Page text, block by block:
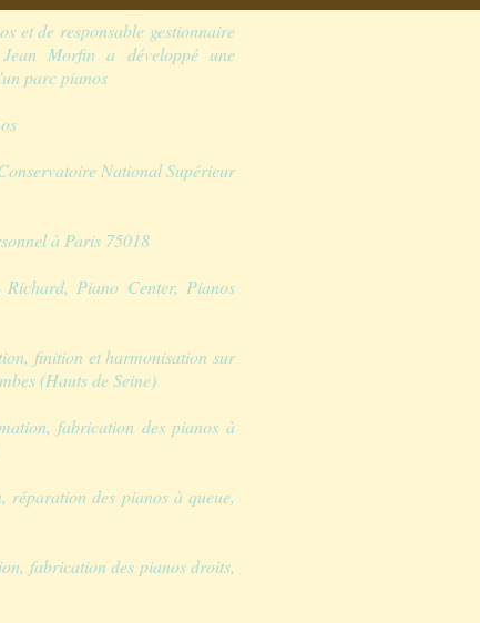
et de responsable gestionnaire
Morfin a développé une
parc pianos
National Supérieur
à Paris 75018
Piano Center, Pianos
finition et harmonisation sur
(Hauts de Seine)
fabrication des pianos à
des pianos à queue,
fabrication des pianos droits,